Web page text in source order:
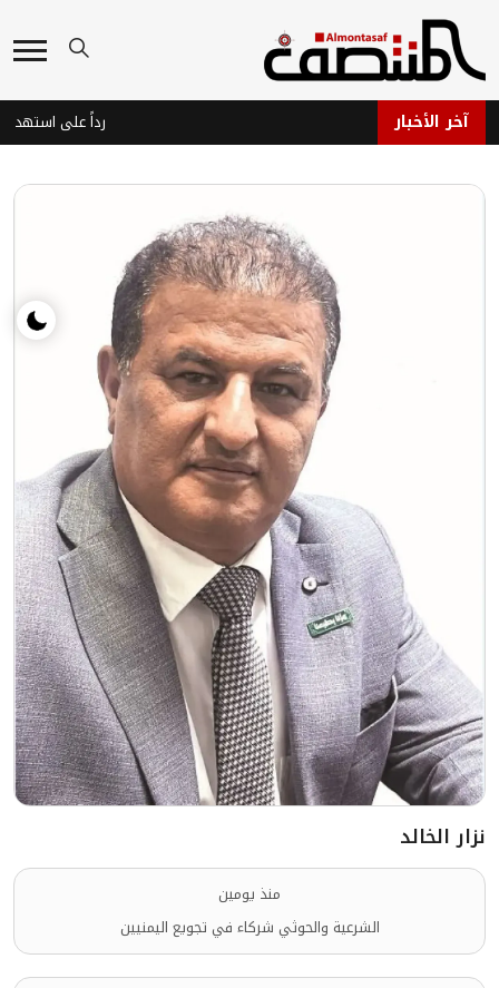
آخر الأخبار
نزار الخالد
منذ يومين
الشرعية والحوثي شركاء في تجويع اليمنيين